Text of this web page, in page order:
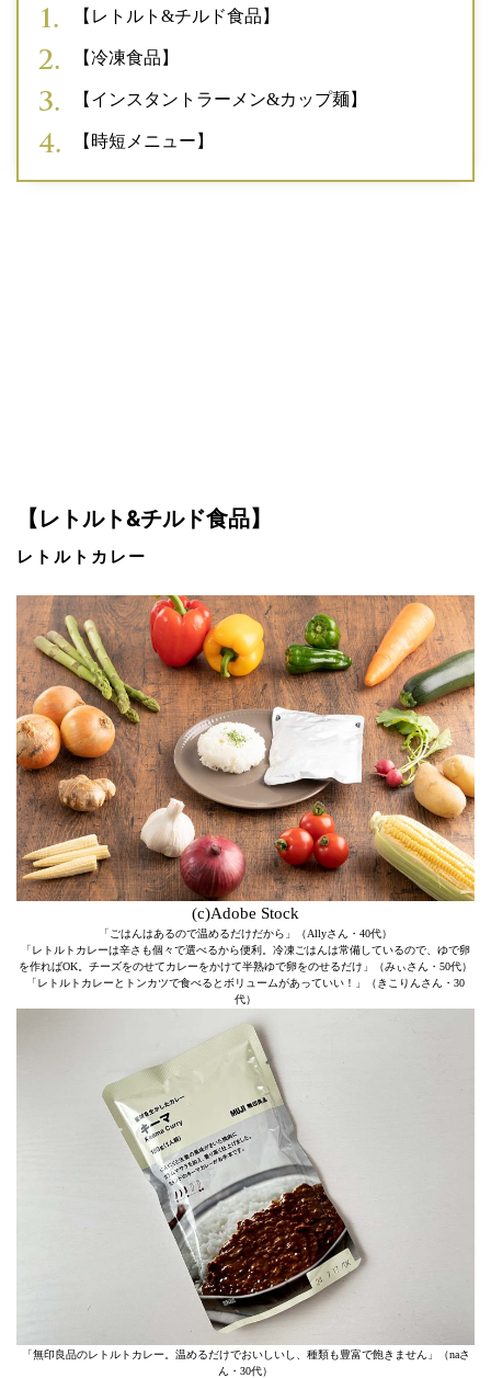
【レトルト&チルド食品】
【冷凍食品】
【インスタントラーメン&カップ麺】
【時短メニュー】
【レトルト&チルド食品】
レトルトカレー
(c)Adobe Stock
「ごはんはあるので温めるだけだから」（Allyさん・40代）
「レトルトカレーは辛さも個々で選べるから便利。冷凍ごはんは常備しているので、ゆで卵
を作ればOK。チーズをのせてカレーをかけて半熟ゆで卵をのせるだけ」（みぃさん・50代）
「レトルトカレーとトンカツで食べるとボリュームがあっていい！」（きこりんさん・30
代）
「無印良品のレトルトカレー。温めるだけでおいしいし、種類も豊富で飽きません」（naさ
ん・30代）